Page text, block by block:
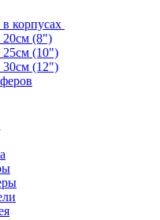
корпусах
(8")
(10")
(12")